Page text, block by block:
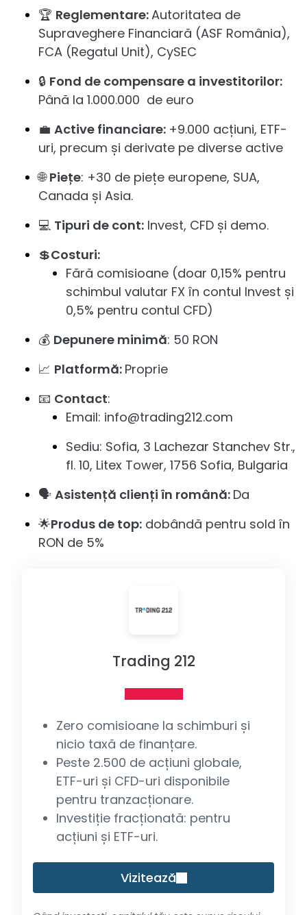
🏆 Reglementare:Autoritatea de
Supraveghere Financiară (ASF România),
FCA (Regatul Unit), CySEC
🔒 Fond de compensare a investitorilor:
Până la 1.000.000 de euro
💼 Active financiare: +9.000 acțiuni, ETF-
uri, precum și derivate pe diverse active
🌐Piețe: +30 de piețe europene, SUA,
Canada și Asia.
💻 Tipuri de cont: Invest, CFD și demo.
💲Costuri:
Fără comisioane (doar 0,15% pentru
schimbul valutar FX în contul Invest și
0,5% pentru contul CFD)
💰 Depunere minimă: 50 RON
📈 Platformă: Proprie
📧 Contact:
Email: info@trading212.com
Sediu: Sofia, 3 Lachezar Stanchev Str.,
fl. 10, Litex Tower, 1756 Sofia, Bulgaria
🗣️ Asistență clienți în română: Da
🌟Produs de top: dobândă pentru sold în
RON de 5%
Trading 212
Zero comisioane la schimburi și
nicio taxă de finanțare.
Peste 2.500 de acțiuni globale,
ETF-uri și CFD-uri disponibile
pentru tranzacționare.
Investiție fracționată: pentru
acțiuni și ETF-uri.
Vizitează